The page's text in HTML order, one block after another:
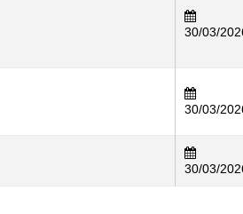
30/03/
30/03/
30/03/